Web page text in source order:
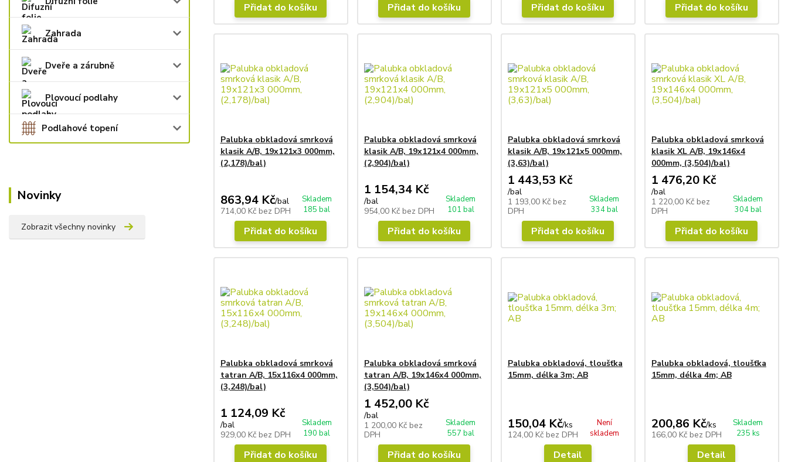
Zahrada
Dveře a zárubně
Plovoucí podlahy
Podlahové topení
Novinky
Zobrazit všechny novinky
Přidat do košíku Přidat do košíku Přidat do košíku Přidat do košíku
Palubka obkladová smrková
klasik A/B, 19x121x3 000mm,
(2,178)/bal)
863,94 Kč/bal
714,00 Kč bez DPH
Skladem
185 bal
Přidat do košíku
Palubka obkladová smrková
klasik A/B, 19x121x4 000mm,
(2,904)/bal)
1 154,34 Kč
/bal
954,00 Kč bez DPH
Skladem
101 bal
Přidat do košíku
Palubka obkladová smrková
klasik A/B, 19x121x5 000mm,
(3,63)/bal)
1 443,53 Kč
/bal
1 193,00 Kč bez
DPH
Skladem
334 bal
Přidat do košíku
Palubka obkladová smrková
klasik XL A/B, 19x146x4
000mm, (3,504)/bal)
1 476,20 Kč
/bal
1 220,00 Kč bez
DPH
Skladem
304 bal
Přidat do košíku
Palubka obkladová smrková
tatran A/B, 15x116x4 000mm,
(3,248)/bal)
1 124,09 Kč
/bal
929,00 Kč bez DPH
Skladem
190 bal
Přidat do košíku
Palubka obkladová smrková
tatran A/B, 19x146x4 000mm,
(3,504)/bal)
1 452,00 Kč
/bal
1 200,00 Kč bez
DPH
Skladem
557 bal
Přidat do košíku
Palubka obkladová, tloušťka
15mm, délka 3m; AB
150,04 Kč/ks
124,00 Kč bez DPH
Není
skladem
Detail
Palubka obkladová, tloušťka
15mm, délka 4m; AB
200,86 Kč/ks
166,00 Kč bez DPH
Skladem
235 ks
Detail